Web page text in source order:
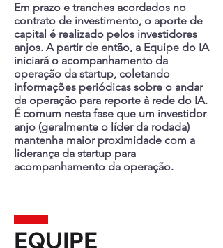
Em prazo e tranches acordados no
contrato de investimento, o aporte de
capital é realizado pelos investidores
anjos. A partir de então, a Equipe do IA
iniciará o acompanhamento da
operação da startup, coletando
informações periódicas sobre o andar
da operação para reporte à rede do IA.
É comum nesta fase que um investidor
anjo (geralmente o líder da rodada)
mantenha maior proximidade com a
liderança da startup para
acompanhamento da operação.
EQUIPE